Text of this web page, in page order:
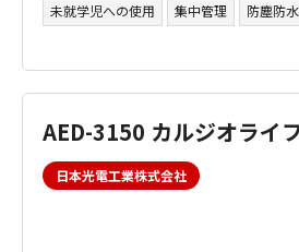
未就学児への使用 集中管理 防塵防
AED-3150 カルジオライ
日本光電工業株式会社